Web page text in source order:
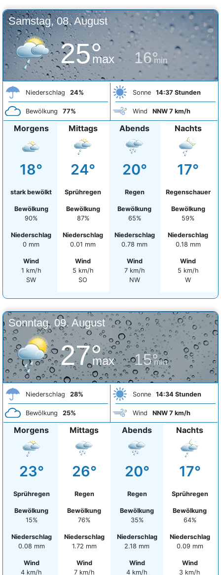
Samstag, 08. August
25°
max 16°
min
Niederschlag 24%
Bewölkung 77%
Sonne 14:37 Stunden
Wind NNW 7 km/h
Morgens
18°
stark bewölkt
Bewölkung
90%
Niederschlag
0 mm
Wind
1 km/h
SW
Mittags
24°
Sprühregen
Bewölkung
87%
Niederschlag
0.01 mm
Wind
5 km/h
SO
Abends
20°
Regen
Bewölkung
65%
Niederschlag
0.78 mm
Wind
7 km/h
NW
Nachts
17°
Regenschauer
Bewölkung
59%
Niederschlag
0.18 mm
Wind
5 km/h
W
Sonntag, 09. August
27°
max 15°
min
Niederschlag 28%
Bewölkung 25%
Sonne 14:34 Stunden
Wind NNW 7 km/h
Morgens
23°
Sprühregen
Bewölkung
15%
Niederschlag
0.08 mm
Wind
4 km/h
Mittags
26°
Regen
Bewölkung
76%
Niederschlag
1.72 mm
Wind
7 km/h
Abends
20°
Regen
Bewölkung
35%
Niederschlag
2.18 mm
Wind
4 km/h
Nachts
17°
Sprühregen
Bewölkung
64%
Niederschlag
0.09 mm
Wind
3 km/h